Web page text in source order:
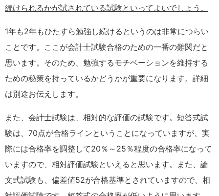
続けられるかが試されている試験といってよいでしょう。
1年も2年もひたすら勉強し続けるというのは非常につらい
ことです。ここが会計士試験合格のための一番の難関だと
思います。そのため、勉強するモチベーションを維持する
ための秘策を持っているかどうかが重要になります。詳細
は別途お伝えします。
また、 会計士試験は、相対的な評価の試験です。 短答式試
験は、70点が合格ラインということになっていますが、実
際には合格率を調整して20％～25％程度の合格率になって
いますので、相対評価試験といえると思います。また、論
文式試験も、偏差値52が合格基準とされていますので、相